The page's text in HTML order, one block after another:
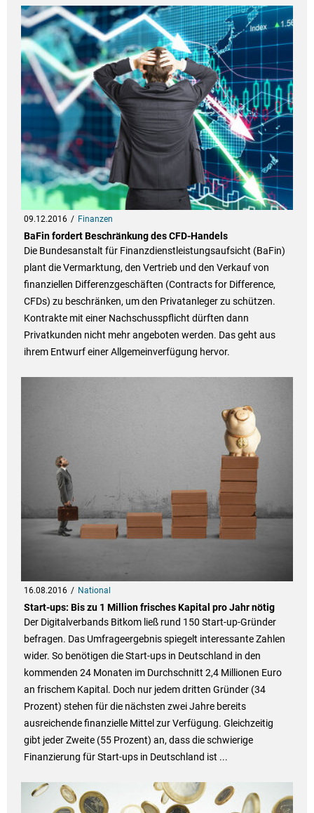
09.12.2016 Finanzen
BaFin fordert Beschränkung des CFD-Handels
Die Bundesanstalt für Finanzdienstleistungsaufsicht (BaFin)
plant die Vermarktung, den Vertrieb und den Verkauf von
finanziellen Differenzgeschäften (Contracts for Difference,
CFDs) zu beschränken, um den Privatanleger zu schützen.
Kontrakte mit einer Nachschusspflicht dürften dann
Privatkunden nicht mehr angeboten werden. Das geht aus
ihrem Entwurf einer Allgemeinverfügung hervor.
16.08.2016 National
Start-ups: Bis zu 1 Million frisches Kapital pro Jahr nötig
Der Digitalverbands Bitkom ließ rund 150 Start-up-Gründer
befragen. Das Umfrageergebnis spiegelt interessante Zahlen
wider. So benötigen die Start-ups in Deutschland in den
kommenden 24 Monaten im Durchschnitt 2,4 Millionen Euro
an frischem Kapital. Doch nur jedem dritten Gründer (34
Prozent) stehen für die nächsten zwei Jahre bereits
ausreichende finanzielle Mittel zur Verfügung. Gleichzeitig
gibt jeder Zweite (55 Prozent) an, dass die schwierige
Finanzierung für Start-ups in Deutschland ist ...